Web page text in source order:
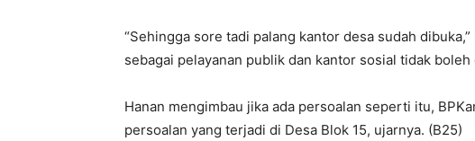
“Sehingga sore tadi palang kantor desa sudah
sebagai pelayanan publik dan kantor sosial tidak
Hanan mengimbau jika ada persoalan seperti itu,
persoalan yang terjadi di Desa Blok 15, ujarnya. (B25)